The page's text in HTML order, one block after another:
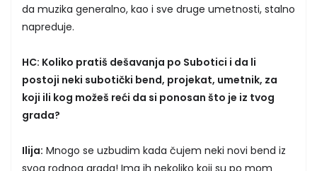
da muzika generalno, kao i sve druge umetnosti, stalno
napreduje.
HC: Koliko pratiš dešavanja po Subotici i da li
postoji neki subotički bend, projekat, umetnik, za
koji ili kog možeš reći da si ponosan što je iz tvog
grada?
Ilija: Mnogo se uzbudim kada čujem neki novi bend iz
svog rodnog grada! Ima ih nekoliko koji su po mom